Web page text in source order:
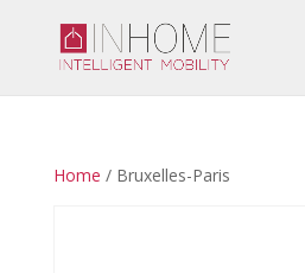
Home / Bruxelles-Paris